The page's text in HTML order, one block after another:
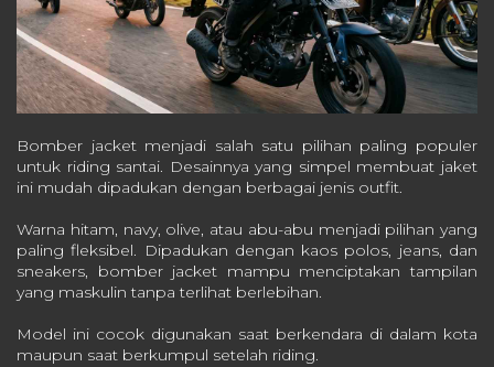
Bomber jacket menjadi salah satu pilihan paling populer
untuk riding santai. Desainnya yang simpel membuat jaket
ini mudah dipadukan dengan berbagai jenis outfit.
Warna hitam, navy, olive, atau abu-abu menjadi pilihan yang
paling fleksibel. Dipadukan dengan kaos polos, jeans, dan
sneakers, bomber jacket mampu menciptakan tampilan
yang maskulin tanpa terlihat berlebihan.
Model ini cocok digunakan saat berkendara di dalam kota
maupun saat berkumpul setelah riding.